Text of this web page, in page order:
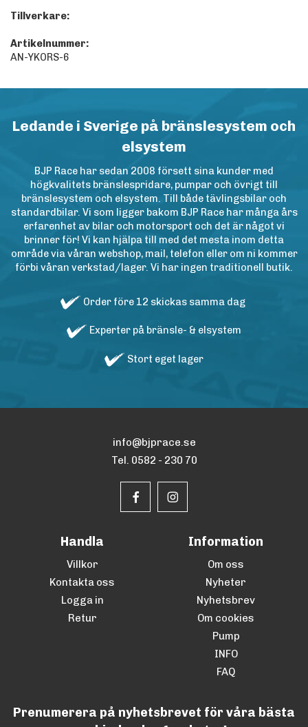
Tillverkare:
Artikelnummer:
AN-YKORS-6
Ledande i Sverige på bränslesystem och
elsystem
BJP Race har sedan 2008 försett sina kunder med
högkvalitets bränslespridare, pumpar och övrigt till
bränslesystem och elsystem. Till både tävlingsbilar och
standardbilar. Vi som ligger bakom BJP Race har många års
erfarenhet av bilar och motorsport och det är något vi
brinner för! Vi kan hjälpa till med det mesta inom detta
område via våran webshop, mail, telefon eller om ni kommer
förbi våran verkstad/lager. Vi har ingen traditionell butik.
Order före 12 skickas samma dag
Experter på bränsle- & elsystem
Stort eget lager
info@bjprace.se
Tel. 0582 - 230 70
Handla
Villkor
Kontakta oss
Logga in
Retur
Information
Om oss
Nyheter
Nyhetsbrev
Om cookies
Pump
INFO
FAQ
Prenumerera på nyhetsbrevet för våra bästa